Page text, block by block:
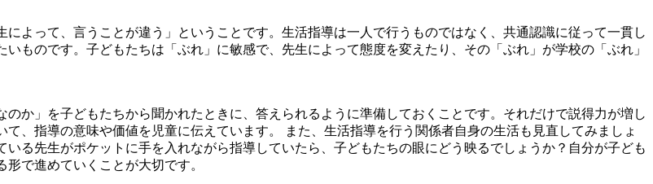
よって、言うことが違う」ということです。生活指導は一人で行うものではなく、共通認識に従って一貫し
ものです。子どもたちは「ぶれ」に敏感で、先生によって態度を変えたり、その「ぶれ」が学校の「ぶれ」
か」を子どもたちから聞かれたときに、答えられるように準備しておくことです。それだけで説得力が増し
、指導の意味や価値を児童に伝えています。 また、生活指導を行う関係者自身の生活も見直してみましょ
る先生がポケットに手を入れながら指導していたら、子どもたちの眼にどう映るでしょうか？自分が子ども
で進めていくことが大切です。